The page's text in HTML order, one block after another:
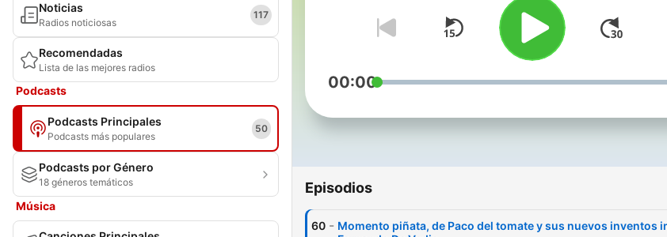
Noticias
Radios noticiosas
117
Recomendadas
Lista de las mejores radios
Podcasts
Podcasts Principales
Podcasts más populares
50
Podcasts por Género
18 géneros temáticos
Música
00:00
Episodios
60 - Momento piñata, de Paco del tomate y sus nuevos inventos